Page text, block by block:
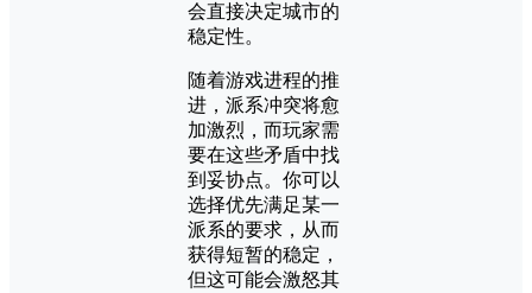
会直接决定城市的
稳定性。
随着游戏进程的推
进，派系冲突将愈
加激烈，而玩家需
要在这些矛盾中找
到妥协点。你可以
选择优先满足某一
派系的要求，从而
获得短暂的稳定，
但这可能会激怒其